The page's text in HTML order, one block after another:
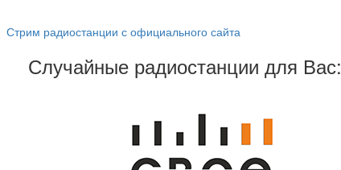
Стрим радиостанции с официального сайта
Случайные радиостанции для Вас: